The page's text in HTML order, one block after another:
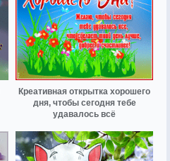
Креативная открытка хорошего
дня, чтобы сегодня тебе
удавалось всё